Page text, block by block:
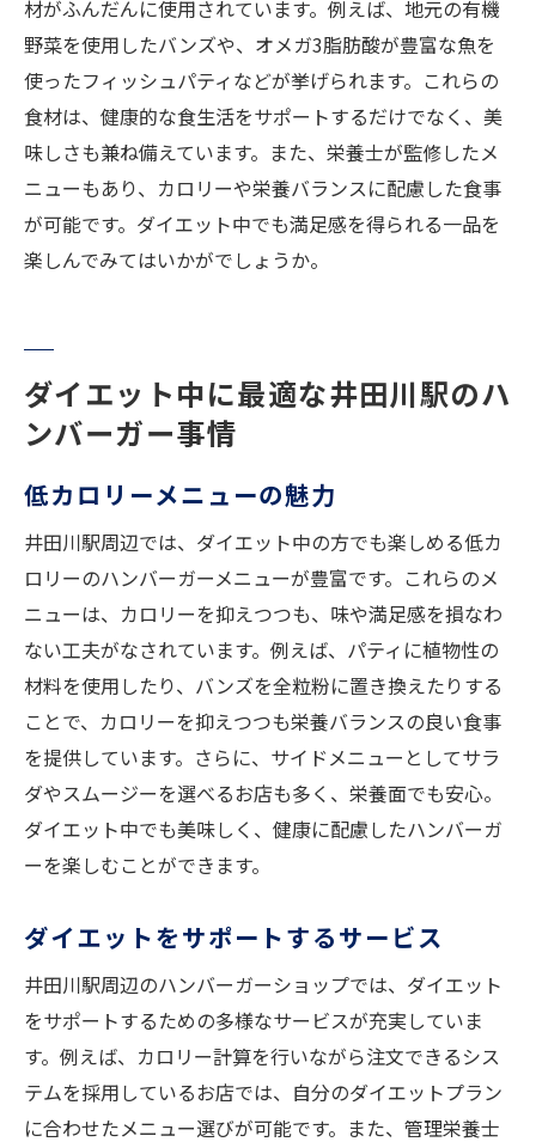
材がふんだんに使用されています。例えば、地元の有機
野菜を使用したバンズや、オメガ3脂肪酸が豊富な魚を
使ったフィッシュパティなどが挙げられます。これらの
食材は、健康的な食生活をサポートするだけでなく、美
味しさも兼ね備えています。また、栄養士が監修したメ
ニューもあり、カロリーや栄養バランスに配慮した食事
が可能です。ダイエット中でも満足感を得られる一品を
楽しんでみてはいかがでしょうか。
ダイエット中に最適な井田川駅のハ
ンバーガー事情
低カロリーメニューの魅力
井田川駅周辺では、ダイエット中の方でも楽しめる低カ
ロリーのハンバーガーメニューが豊富です。これらのメ
ニューは、カロリーを抑えつつも、味や満足感を損なわ
ない工夫がなされています。例えば、パティに植物性の
材料を使用したり、バンズを全粒粉に置き換えたりする
ことで、カロリーを抑えつつも栄養バランスの良い食事
を提供しています。さらに、サイドメニューとしてサラ
ダやスムージーを選べるお店も多く、栄養面でも安心。
ダイエット中でも美味しく、健康に配慮したハンバーガ
ーを楽しむことができます。
ダイエットをサポートするサービス
井田川駅周辺のハンバーガーショップでは、ダイエット
をサポートするための多様なサービスが充実していま
す。例えば、カロリー計算を行いながら注文できるシス
テムを採用しているお店では、自分のダイエットプラン
に合わせたメニュー選びが可能です。また、管理栄養士